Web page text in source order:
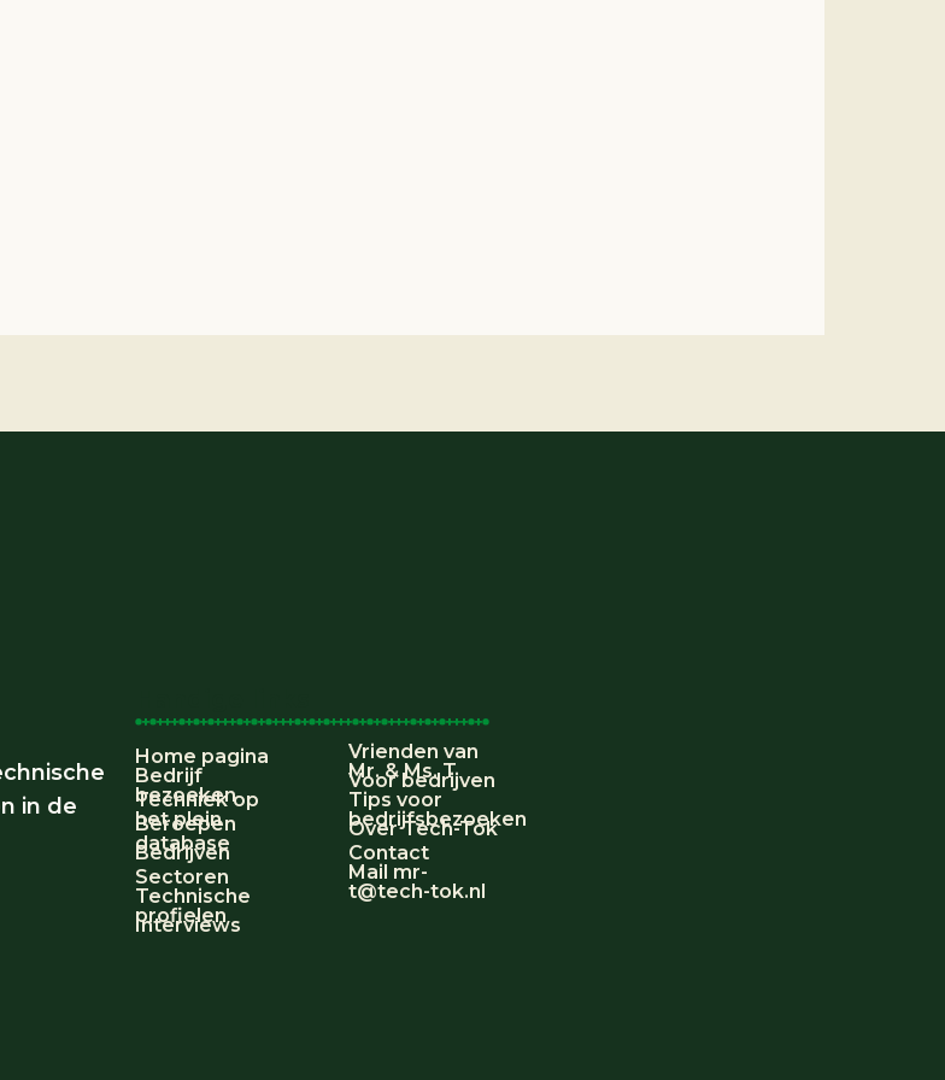
in de
Home pagina
Bedrijf
bezoeken
Techniek op
het plein
Beroepen
database
Bedrijven
Sectoren
Technische
profielen
Interviews
Vrienden van
Mr. & Ms. T
Voor bedrijven
Tips voor
bedrijfsbezoeken
Over Tech-Tok
Contact
Mail mr-
t@tech-tok.nl